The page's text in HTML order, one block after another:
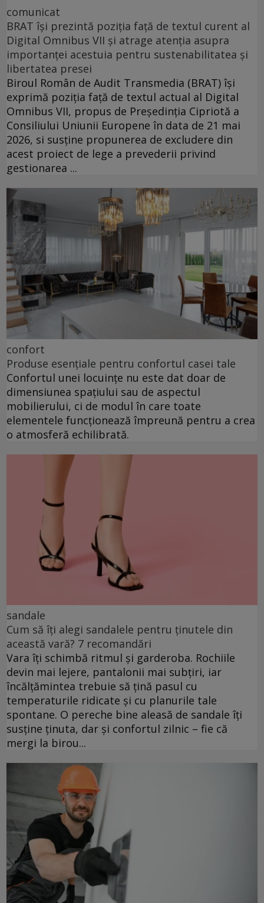
comunicat
BRAT își prezintă poziția față de textul curent al
Digital Omnibus VII și atrage atenția asupra
importanței acestuia pentru sustenabilitatea și
libertatea presei
Biroul Român de Audit Transmedia (BRAT) își
exprimă poziția față de textul actual al Digital
Omnibus VII, propus de Președinția Cipriotă a
Consiliului Uniunii Europene în data de 21 mai
2026, si susține propunerea de excludere din
acest proiect de lege a prevederii privind
gestionarea ...
confort
Produse esențiale pentru confortul casei tale
Confortul unei locuințe nu este dat doar de
dimensiunea spațiului sau de aspectul
mobilierului, ci de modul în care toate
elementele funcționează împreună pentru a crea
o atmosferă echilibrată.
sandale
Cum să îți alegi sandalele pentru ținutele din
această vară? 7 recomandări
Vara îți schimbă ritmul și garderoba. Rochiile
devin mai lejere, pantalonii mai subțiri, iar
încălțămintea trebuie să țină pasul cu
temperaturile ridicate și cu planurile tale
spontane. O pereche bine aleasă de sandale îți
susține ținuta, dar și confortul zilnic – fie că
mergi la birou...